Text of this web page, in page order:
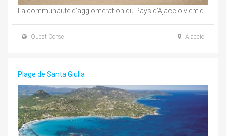
Ouest Corse Ajaccio
Plage de Santa Giulia